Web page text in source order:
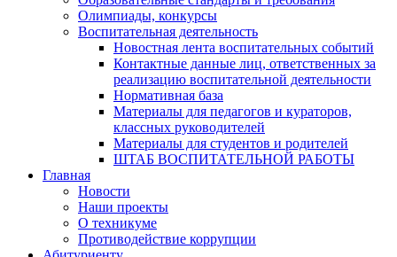
Олимпиады, конкурсы
Воспитательная деятельность
Новостная лента воспитательных событий
Контактные данные лиц, ответственных за
реализацию воспитательной деятельности
Нормативная база
Материалы для педагогов и кураторов,
классных руководителей
Материалы для студентов и родителей
ШТАБ ВОСПИТАТЕЛЬНОЙ РАБОТЫ
Главная
Новости
Наши проекты
О техникуме
Противодействие коррупции